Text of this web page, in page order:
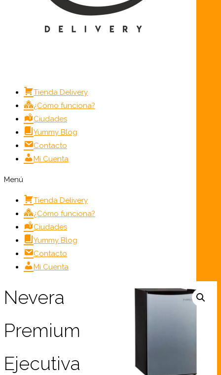
Tienda Delivery
¿Cómo funciona?
Ciudades
Yummy Blog
Contacto
Mi Cuenta
Menú
Tienda Delivery
¿Cómo funciona?
Ciudades
Yummy Blog
Contacto
Mi Cuenta
Nevera
Premium
Ejecutiva